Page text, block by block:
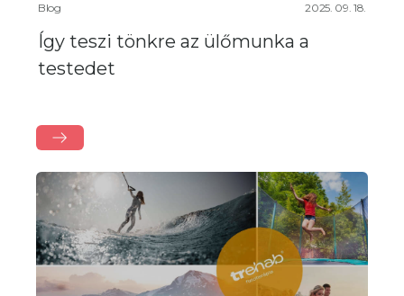
Blog 2025. 09. 18.
Így teszi tönkre az ülőmunka a
testedet